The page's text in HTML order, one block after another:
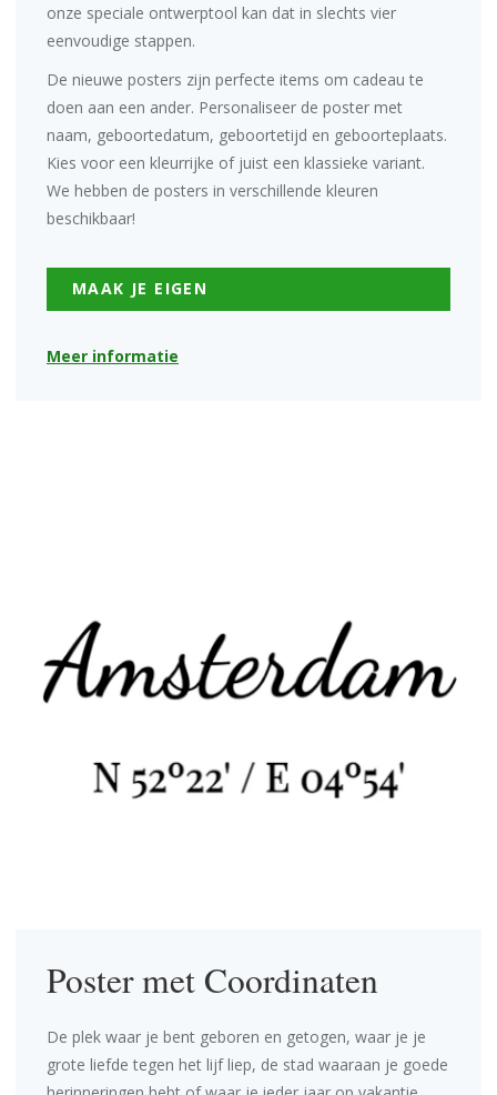
onze speciale ontwerptool kan dat in slechts vier
eenvoudige stappen.
De nieuwe posters zijn perfecte items om cadeau te
doen aan een ander. Personaliseer de poster met
naam, geboortedatum, geboortetijd en geboorteplaats.
Kies voor een kleurrijke of juist een klassieke variant.
We hebben de posters in verschillende kleuren
beschikbaar!
MAAK JE EIGEN
Meer informatie
Poster met Coordinaten
De plek waar je bent geboren en getogen, waar je je
grote liefde tegen het lijf liep, de stad waaraan je goede